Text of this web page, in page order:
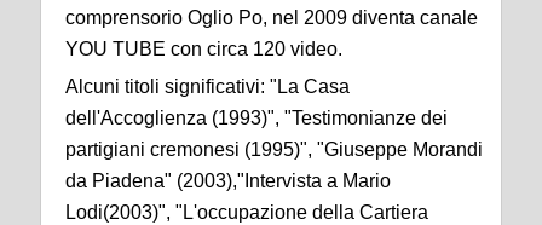
comprensorio Oglio Po, nel 2009 diventa canale
YOU TUBE con circa 120 video.
Alcuni titoli significativi: "La Casa
dell'Accoglienza (1993)", "Testimonianze dei
partigiani cremonesi (1995)", "Giuseppe Morandi
da Piadena" (2003),"Intervista a Mario
Lodi(2003)", "L'occupazione della Cartiera